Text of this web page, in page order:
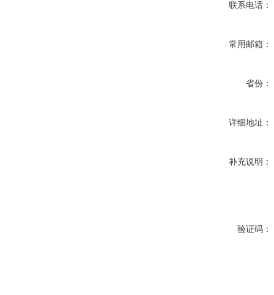
联系电话：
常用邮箱：
省份：
详细地址：
补充说明：
验证码：